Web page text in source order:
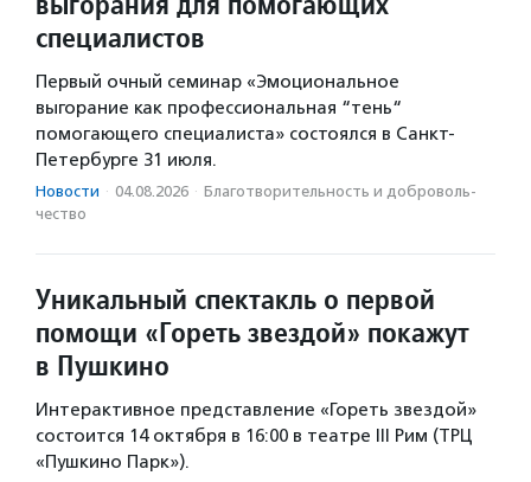
специалистов
Первый очный семинар «Эмоциональное
выгорание как профессиональная “тень“
помогающего специалиста» состоялся в Санкт-
Петербурге 31 июля.
Новости · 04.08.2026 · Благотвори­тель­ность и доброволь­
чест­во
Уникальный спектакль о первой
помощи «Гореть звездой» покажут
в Пушкино
Интерактивное представление «Гореть звездой»
состоится 14 октября в 16:00 в театре III Рим (ТРЦ
«Пушкино Парк»).